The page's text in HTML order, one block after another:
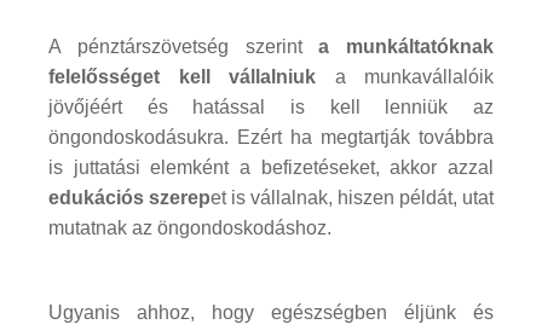
A pénztárszövetség szerinta munkáltatóknak
felelősséget kell vállalniuk a munkavállalóik
jövőjéért és hatással is kell lenniük az
öngondoskodásukra. Ezért ha megtartják továbbra
is juttatási elemként a befizetéseket, akkor azzal
edukációs szerepet is vállalnak, hiszen példát, utat
mutatnak az öngondoskodáshoz.
Ugyanis ahhoz, hogy egészségben éljünk és